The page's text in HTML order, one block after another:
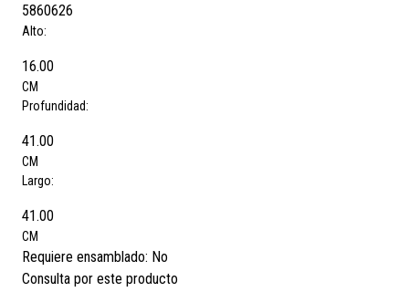
5860626
Alto:
16.00
CM
Profundidad:
41.00
CM
Largo:
41.00
CM
Requiere ensamblado: No
Consulta por este producto